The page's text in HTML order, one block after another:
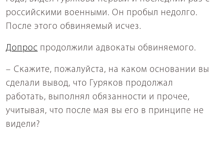
российскими военными. Он пробыл недолго.
После этого обвиняемый исчез.
Допрос продолжили адвокаты обвиняемого.
– Скажите, пожалуйста, на каком основании вы
сделали вывод, что Гуряков продолжал
работать, выполнял обязанности и прочее,
учитывая, что после мая вы его в принципе не
видели?